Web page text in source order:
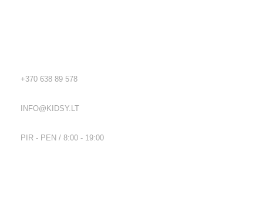
+370 638 89 578
INFO@KIDSY.LT
PIR - PEN / 8:00 - 19:00